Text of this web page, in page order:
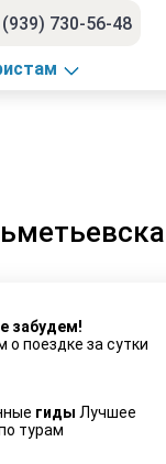
(939) 730-56-48
забудем!
о поездке за сутки
гиды Лучшее
турам